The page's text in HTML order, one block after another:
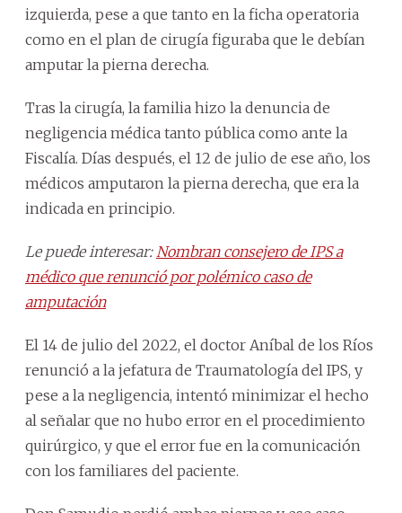
izquierda, pese a que tanto en la ficha operatoria
como en el plan de cirugía figuraba que le debían
amputar la pierna derecha.
Tras la cirugía, la familia hizo la denuncia de
negligencia médica tanto pública como ante la
Fiscalía. Días después, el 12 de julio de ese año, los
médicos amputaron la pierna derecha, que era la
indicada en principio.
Le puede interesar: Nombran consejero de IPS a
médico que renunció por polémico caso de
amputación
El 14 de julio del 2022, el doctor Aníbal de los Ríos
renunció a la jefatura de Traumatología del IPS, y
pese a la negligencia, intentó minimizar el hecho
al señalar que no hubo error en el procedimiento
quirúrgico, y que el error fue en la comunicación
con los familiares del paciente.